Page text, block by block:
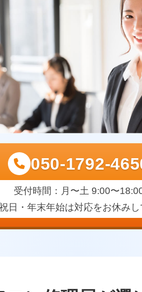
050-1792-
受付時間：月〜土 9:00〜
祝日・年末年始は対応をお休み